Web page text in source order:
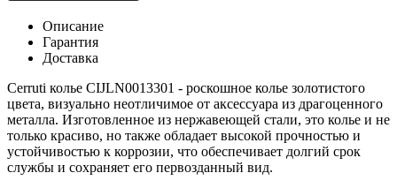
Описание
Гарантия
Доставка
Cerruti колье CIJLN0013301 - роскошное колье золотистого
цвета, визуально неотличимое от аксессуара из драгоценного
металла. Изготовленное из нержавеющей стали, это колье и не
только красиво, но также обладает высокой прочностью и
устойчивостью к коррозии, что обеспечивает долгий срок
службы и сохраняет его первозданный вид.